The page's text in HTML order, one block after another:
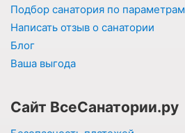
Подбор санатория по параметрам
Написать отзыв о санатории
Блог
Ваша выгода
Сайт ВсеСанатории.ру